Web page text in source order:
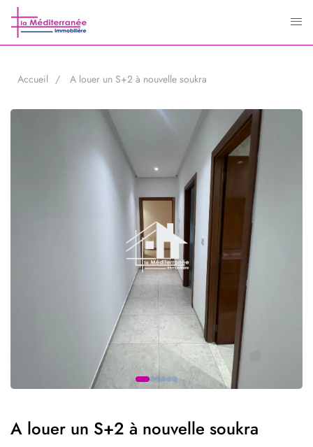
Accueil A louer un S+2 à nouvelle soukra
A louer un S+2 à nouvelle soukra